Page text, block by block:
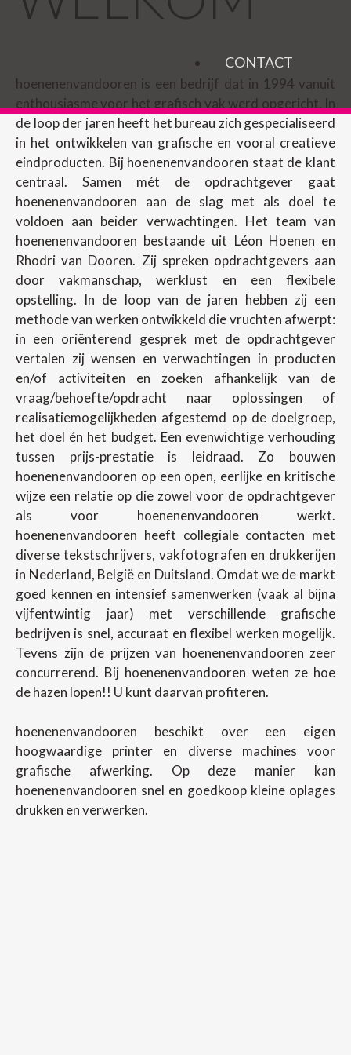
CONTACT
hoenenenvandooren is een bedrijf dat in 1994 vanuit
enthousiasme voor het grafisch vak werd opgericht. In
de loop der jaren heeft het bureau zich gespecialiseerd
in het ontwikkelen van grafische en vooral creatieve
eindproducten. Bij hoenenenvandooren staat de klant
centraal. Samen mét de opdrachtgever gaat
hoenenenvandooren aan de slag met als doel te
voldoen aan beider verwachtingen. Het team van
hoenenenvandooren bestaande uit Léon Hoenen en
Rhodri van Dooren. Zij spreken opdrachtgevers aan
door vakmanschap, werklust en een flexibele
opstelling. In de loop van de jaren hebben zij een
methode van werken ontwikkeld die vruchten afwerpt:
in een oriënterend gesprek met de opdrachtgever
vertalen zij wensen en verwachtingen in producten
en/of activiteiten en zoeken afhankelijk van de
vraag/behoefte/opdracht naar oplossingen of
realisatiemogelijkheden afgestemd op de doelgroep,
het doel én het budget. Een evenwichtige verhouding
tussen prijs-prestatie is leidraad. Zo bouwen
hoenenenvandooren op een open, eerlijke en kritische
wijze een relatie op die zowel voor de opdrachtgever
als voor hoenenenvandooren werkt.
hoenenenvandooren heeft collegiale contacten met
diverse tekstschrijvers, vakfotografen en drukkerijen
in Nederland, België en Duitsland. Omdat we de markt
goed kennen en intensief samenwerken (vaak al bijna
vijfentwintig jaar) met verschillende grafische
bedrijven is snel, accuraat en flexibel werken mogelijk.
Tevens zijn de prijzen van hoenenenvandooren zeer
concurrerend. Bij hoenenenvandooren weten ze hoe
de hazen lopen!! U kunt daarvan profiteren.
hoenenenvandooren beschikt over een eigen
hoogwaardige printer en diverse machines voor
grafische afwerking. Op deze manier kan
hoenenenvandooren snel en goedkoop kleine oplages
drukken en verwerken.